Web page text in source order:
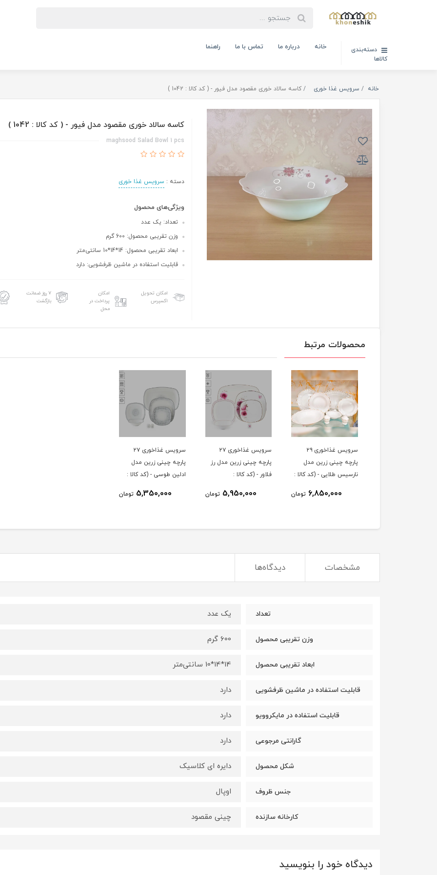
دسته‌بندی
کالاها
خانه درباره ما تماس با ما راهنما
خانه سرویس غذا خوری کاسه سالاد خوری مقصود مدل فیور - ( کد کالا : 1042 )
کاسه سالاد خوری مقصود مدل فیور - ( کد کالا : 1042 )
maghsood Salad Bowl 1 pcs
دسته : سرویس غذا خوری
ویژگی‌های محصول
تعداد: یک عدد
وزن تقریبی محصول: 600 گرم
ابعاد تقریبی محصول: 14*14*10 سانتی‌متر
قابلیت استفاده در ماشین ظرفشویی: دارد
امکان تحویل
اکسپرس
امکان
پرداخت در
محل
۷ روز ضمانت
بازگشت
محصولات مرتبط
سرویس غذاخوری ۲۹
پارچه چینی زرین مدل
نارسیس طلایی - (کد کالا :
6,850,000 تومان
سرویس غذاخوری ۲۷
پارچه چینی زرین مدل رز
فلاور - (کد کالا :
5,950,000 تومان
سرویس غذاخوری ۲۷
پارچه چینی زرین مدل
ادلین طوسی - (کد کالا :
5,350,000 تومان
مشخصات دیدگاه‌ها
تعداد یک عدد
وزن تقریبی محصول 600 گرم
ابعاد تقریبی محصول 14*14*10 سانتی‌متر
قابلیت استفاده در ماشین ظرفشویی دارد
قابلیت استفاده در مایکروویو دارد
گارانتی مرجوعی دارد
شکل محصول دایره ای کلاسیک
جنس ظروف اوپال
کارخانه سازنده چینی مقصود
دیدگاه خود را بنویسید